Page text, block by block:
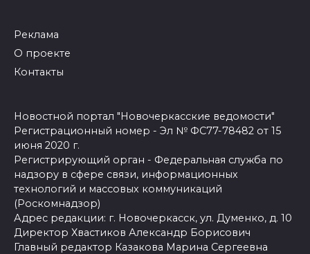
Реклама
О проекте
Контакты
Новостной портал "Новочеркасские ведомости"
Регистрационный номер - Эл № ФС77-78482 от 15
июня 2020 г.
Регистрирующий орган - Федеральная служба по
надзору в сфере связи, информационных
технологий и массовых коммуникаций
(Роскомнадзор)
Адрес редакции: г. Новочеркасск, ул. Думенко, д. 10
Директор Хвастиков Александр Борисович
Главный редактор Казакова Марина Сергеевна